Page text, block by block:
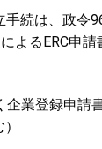
手続は、政
よるERC申
企業登録申請